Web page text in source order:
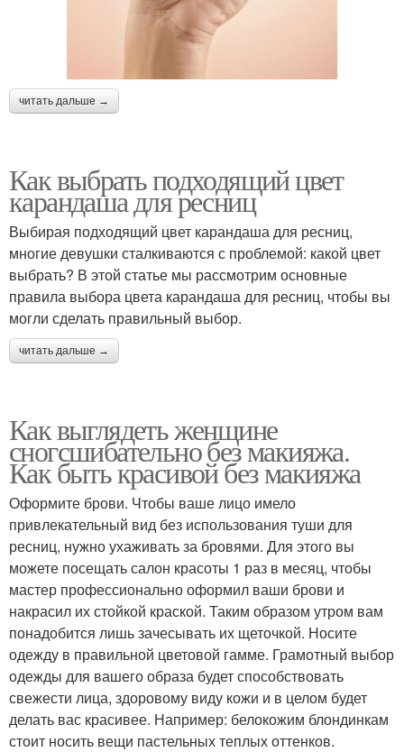
читать дальше →
Как выбрать подходящий цвет
карандаша для ресниц
Выбирая подходящий цвет карандаша для ресниц,
многие девушки сталкиваются с проблемой: какой цвет
выбрать? В этой статье мы рассмотрим основные
правила выбора цвета карандаша для ресниц, чтобы вы
могли сделать правильный выбор.
читать дальше →
Как выглядеть женщине
сногсшибательно без макияжа.
Как быть красивой без макияжа
Оформите брови. Чтобы ваше лицо имело
привлекательный вид без использования туши для
ресниц, нужно ухаживать за бровями. Для этого вы
можете посещать салон красоты 1 раз в месяц, чтобы
мастер профессионально оформил ваши брови и
накрасил их стойкой краской. Таким образом утром вам
понадобится лишь зачесывать их щеточкой. Носите
одежду в правильной цветовой гамме. Грамотный выбор
одежды для вашего образа будет способствовать
свежести лица, здоровому виду кожи и в целом будет
делать вас красивее. Например: белокожим блондинкам
стоит носить вещи пастельных теплых оттенков.